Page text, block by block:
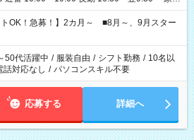
い」 「余裕を持って夕飯の準備がしたい」
したくない」 など、ご希望を教えてください
事の勤務時間。 合計で週40時間を超える場
ん。
トOK！急募！】2カ月～ ■8月～、9月スター
50代活躍中 / 服装自由 / シフト勤務 / 10名以
話対応なし / パソコンスキル不要
応募する 詳細へ